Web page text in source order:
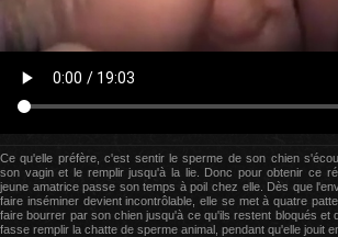
Ce qu'elle préfère, c'est sentir le sperme de son chien
son vagin et le remplir jusqu'à la lie. Donc pour obtenir ce
jeune amatrice passe son temps à poil chez elle. Dès que
faire inséminer devient incontrôlable, elle se met à quatre
faire bourrer par son chien jusqu'à ce qu'ils restent bloqués et
fasse remplir la chatte de sperme animal, pendant qu'elle jouit